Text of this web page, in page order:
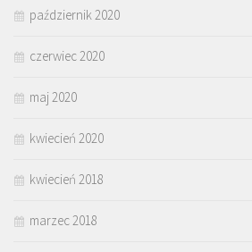
październik 2020
czerwiec 2020
maj 2020
kwiecień 2020
kwiecień 2018
marzec 2018